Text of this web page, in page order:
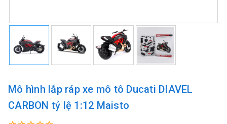
Mô hình lắp ráp xe mô tô Ducati DIAVEL
CARBON tỷ lệ 1:12 Maisto